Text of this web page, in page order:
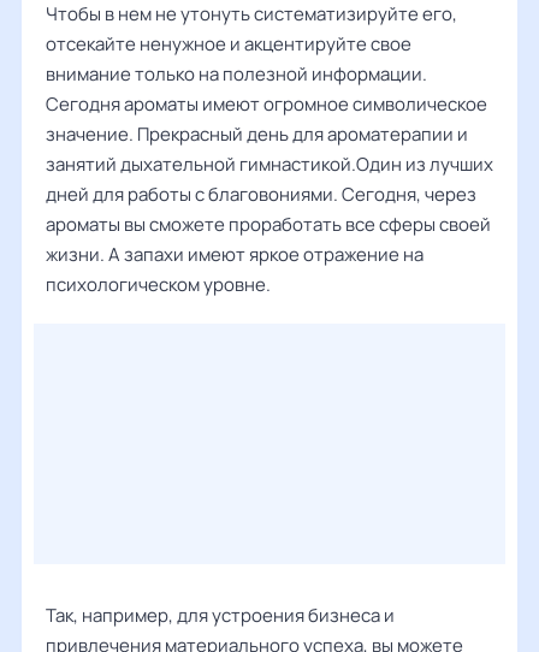
Чтобы в нем не утонуть систематизируйте его,
отсекайте ненужное и акцентируйте свое
внимание только на полезной информации.
Сегодня ароматы имеют огромное символическое
значение. Прекрасный день для ароматерапии и
занятий дыхательной гимнастикой.Один из лучших
дней для работы с благовониями. Сегодня, через
ароматы вы сможете проработать все сферы своей
жизни. А запахи имеют яркое отражение на
психологическом уровне.
Так, например, для устроения бизнеса и
привлечения материального успеха, вы можете